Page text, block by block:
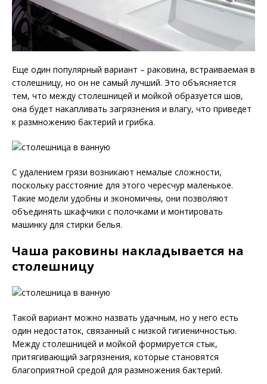
Еще один популярный вариант – раковина, встраиваемая в
столешницу, но он не самый лучший. Это объясняется
тем, что между столешницей и мойкой образуется шов,
она будет накапливать загрязнения и влагу, что приведет
к размножению бактерий и грибка.
С удалением грязи возникают немалые сложности,
поскольку расстояние для этого чересчур маленькое.
Такие модели удобны и экономичны, они позволяют
объединять шкафчики с полочками и монтировать
машинку для стирки белья.
Чаша раковины накладывается на
столешницу
Такой вариант можно назвать удачным, но у него есть
один недостаток, связанный с низкой гигиеничностью.
Между столешницей и мойкой формируется стык,
притягивающий загрязнения, которые становятся
благоприятной средой для размножения бактерий.